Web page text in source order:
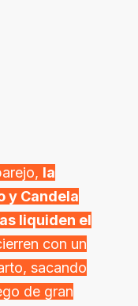
la
y Candela
liquiden el
con un
sacando
de gran